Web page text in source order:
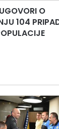
O
104